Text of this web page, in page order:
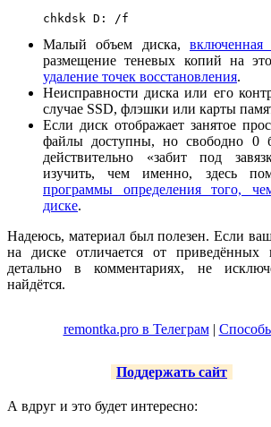
chkdsk D: /f
Малый объем диска,
размещение теневых копий на
удаление точек восстановления.
Неисправности диска или его
случае SSD, флэшки или карты
Если диск отображает занятое
файлы доступны, но свободно 0
действительно «забит под
изучить, чем именно, здесь
программы определения того,
диске.
Надеюсь, материал был полезен. Если
на диске отличается от
детально в комментариях, не
найдётся.
remontka.pro в Телеграм|
Поддержать сайт
А вдруг и это будет интересно: